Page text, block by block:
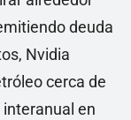
deuda
Nvidia
cerca de
interanual en